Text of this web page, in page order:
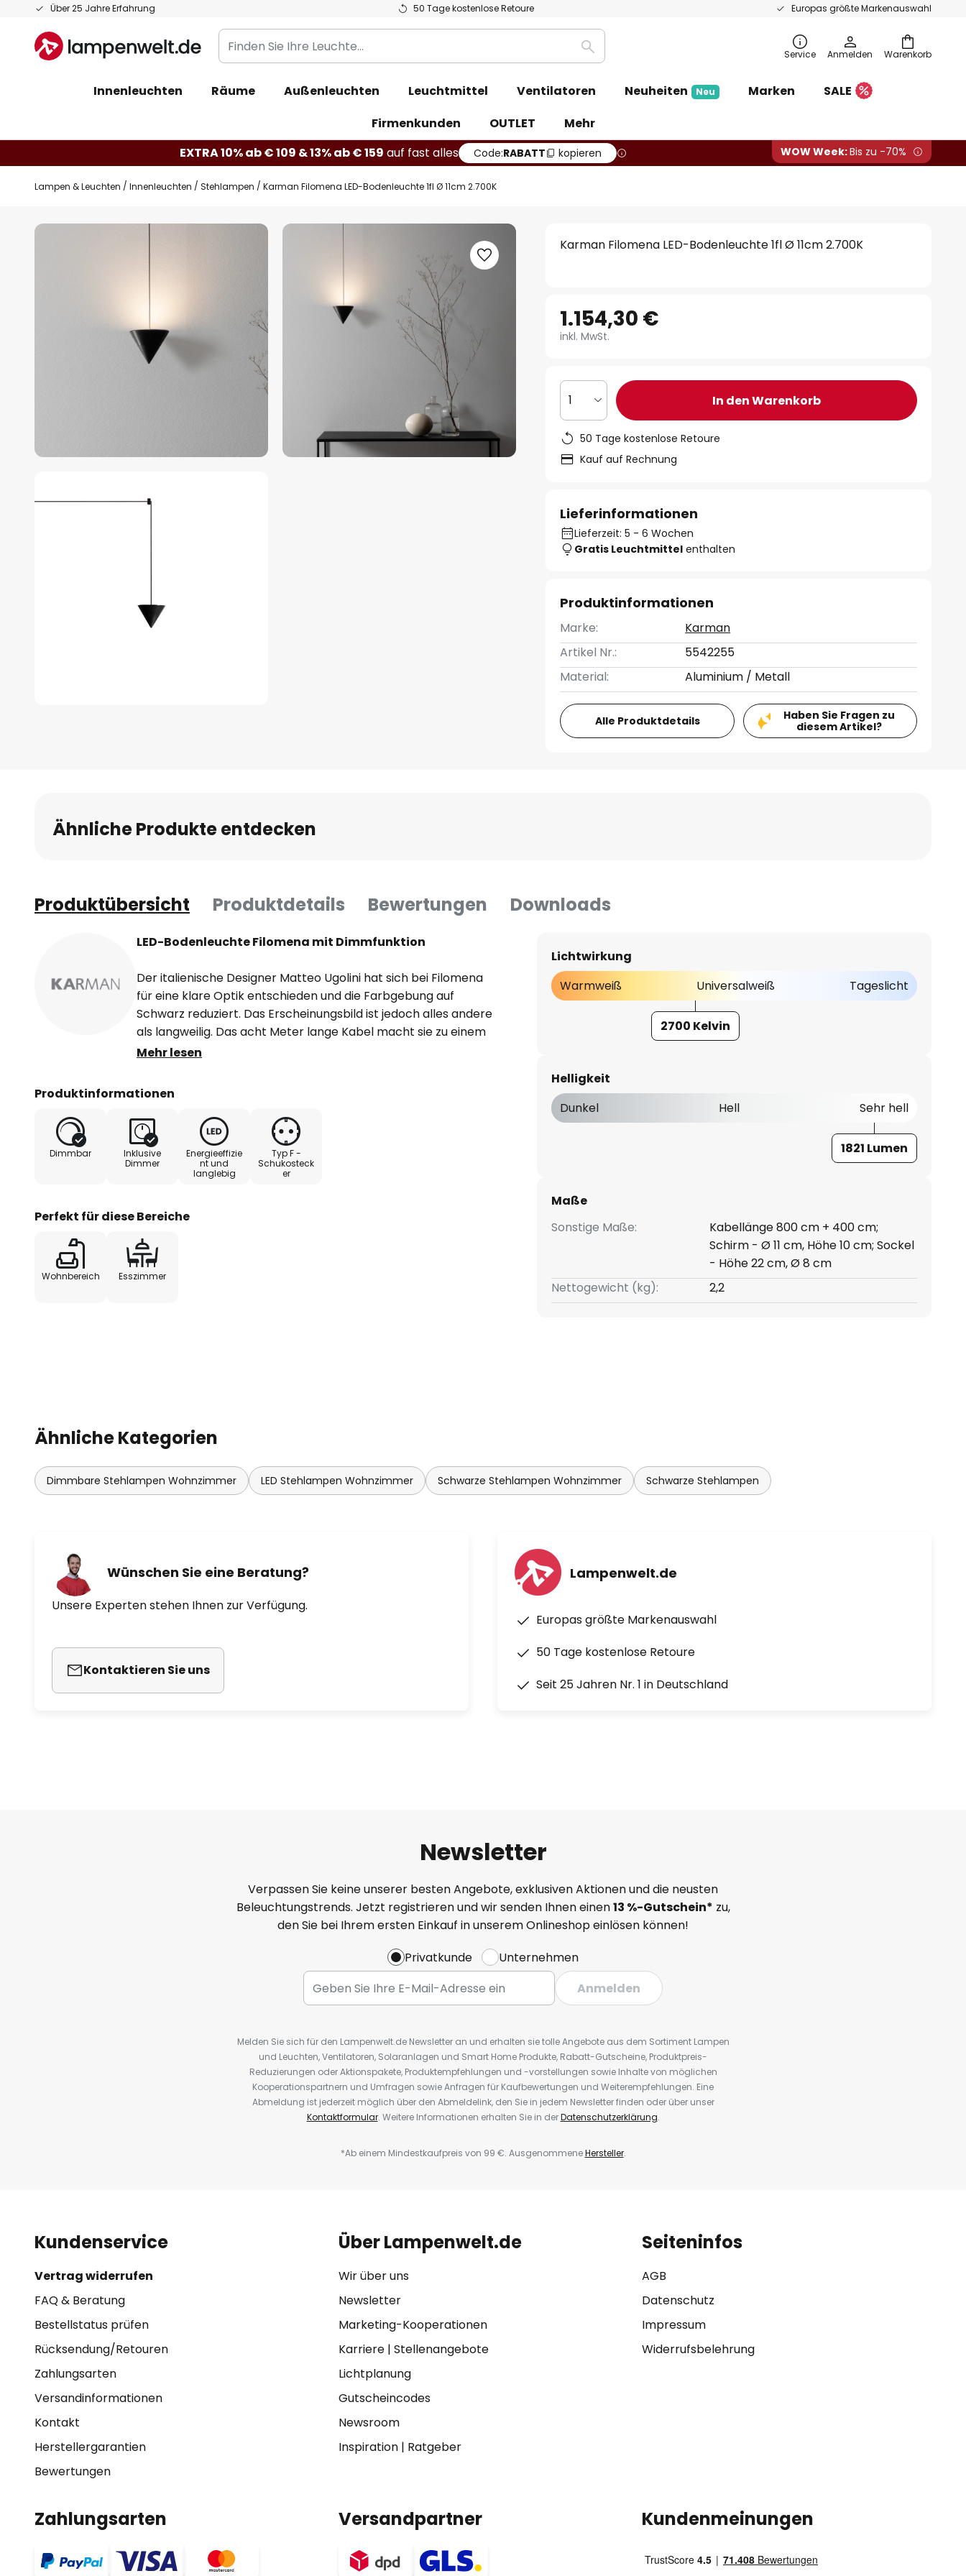
Über 25 Jahre Erfahrung 50 Tage kostenlose Retoure Europas größte Markenauswahl
Zum
springen
Warenkorb
Finden
Sie
Leuchte...
Suche Service Anmelden
Innenleuchten Räume Außenleuchten Leuchtmittel Ventilatoren Neuheiten Neu Marken
SALE
Firmenkunden
OUTLET
Mehr
EXTRA 10% ab € 109 & 13% ab € 159 auf fast alles Code:RABATT kopieren WOW Week:Bis zu -70%
Lampen & Leuchten Innenleuchten Stehlampen Karman Filomena LED-Bodenleuchte 1fl Ø 11cm 2.700K
Zum
Karman Filomena LED-Bodenleuchte 1fl Ø 11cm 2.700K
1.154,30 €
inkl. MwSt.
1 In den Warenkorb
50 Tage kostenlose Retoure
Kauf auf Rechnung
Lieferinformationen
Lieferzeit: 5 - 6 Wochen
Gratis Leuchtmittel enthalten
Produktinformationen
Marke:
Karman
Artikel Nr.:
5542255
Material:
Aluminium / Metall
Alle Produktdetails
Haben Sie Fragen zu
diesem Artikel?
Ähnliche Produkte entdecken
Produktübersicht Produktdetails Bewertungen Downloads
LED-Bodenleuchte Filomena mit Dimmfunktion
Der italienische Designer Matteo Ugolini hat sich bei Filomena
für eine klare Optik entschieden und die Farbgebung auf
Schwarz reduziert. Das Erscheinungsbild ist jedoch alles andere
als langweilig. Das acht Meter lange Kabel macht sie zu einem
wandlungsfähigen Beleuchtungsobjekt. Die Leitung kann,
fixiert werden, dass das Pendel an der gewünschten Stelle und in
der oberen Seite des kegelförmigen Lampenschirms ermöglicht
das Konstrukt dem LED-Leuchtmittel sein warmweißes Licht
indirekt und damit blendfrei in den Raum abzugeben. Per
Dimmer am Fuß kann die Beleuchtung noch gemütlicher
Mehr lesen
Produktinformationen
Dimmbar
Inklusive
Dimmer
Energieeffizie
nt und
langlebig
Typ F -
Schukosteck
er
Perfekt für diese Bereiche
Wohnbereich Esszimmer
Lichtwirkung
Warmweiß
Universalweiß Tageslicht
2700 Kelvin
Helligkeit
Dunkel
Hell Sehr hell
1821 Lumen
Maße
Sonstige Maße:
Kabellänge 800 cm + 400 cm;
Schirm - Ø 11 cm, Höhe 10 cm; Sockel
- Höhe 22 cm, Ø 8 cm
Nettogewicht (kg):
2,2
Ähnliche Kategorien
Dimmbare Stehlampen Wohnzimmer LED Stehlampen Wohnzimmer Schwarze Stehlampen Wohnzimmer Schwarze Stehlampen
Wünschen Sie eine Beratung?
Unsere Experten stehen Ihnen zur Verfügung.
Kontaktieren Sie uns
Lampenwelt.de
Europas größte Markenauswahl
50 Tage kostenlose Retoure
Seit 25 Jahren Nr. 1 in Deutschland
Newsletter
Verpassen Sie keine unserer besten Angebote, exklusiven Aktionen und die neusten
Beleuchtungstrends. Jetzt registrieren und wir senden Ihnen einen13 %-Gutschein* zu,
den Sie bei Ihrem ersten Einkauf in unserem Onlineshop einlösen können!
Privatkunde
Unternehmen
Anmelden
Melden Sie sich für den Lampenwelt.de Newsletter an und erhalten sie tolle Angebote aus dem Sortiment Lampen
und Leuchten, Ventilatoren, Solaranlagen und Smart Home Produkte, Rabatt-Gutscheine, Produktpreis-
Reduzierungen oder Aktionspakete, Produktempfehlungen und -vorstellungen sowie Inhalte von möglichen
Kooperationspartnern und Umfragen sowie Anfragen für Kaufbewertungen und Weiterempfehlungen. Eine
Abmeldung ist jederzeit möglich über den Abmeldelink, den Sie in jedem Newsletter finden oder über unser
Kontaktformular. Weitere Informationen erhalten Sie in derDatenschutzerklärung.
*Ab einem Mindestkaufpreis von 99 €. AusgenommeneHersteller.
Kundenservice
Vertrag widerrufen
FAQ & Beratung
Bestellstatus prüfen
Rücksendung/Retouren
Zahlungsarten
Versandinformationen
Kontakt
Herstellergarantien
Bewertungen
Über Lampenwelt.de
Wir über uns
Newsletter
Marketing-Kooperationen
Karriere| Stellenangebote
Lichtplanung
Gutscheincodes
Newsroom
Inspiration| Ratgeber
Seiteninfos
AGB
Datenschutz
Impressum
Widerrufsbelehrung
Zahlungsarten Versandpartner Kundenmeinungen